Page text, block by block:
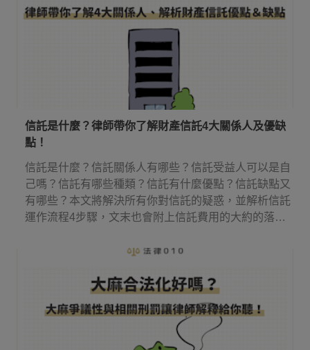
信託是什麼？律師帶你了解財產信託4大關係人及優缺
點！
信託是什麼？信託關係人有哪些？信託受益人可以是自
己嗎？信託有哪些種類？信託有什麼優點？信託缺點又
有哪些？本文將解決所有你對信託的疑惑，並解析信託
運作流程4步驟，文末也會附上信託費用的大約的落